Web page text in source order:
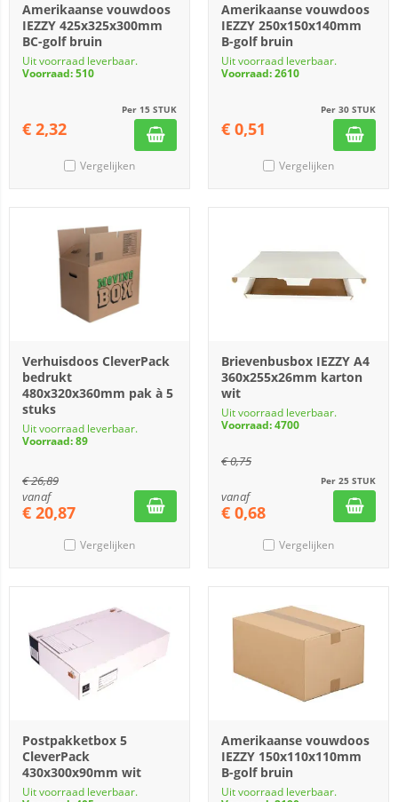
Amerikaanse vouwdoos
IEZZY 425x325x300mm
BC-golf bruin
Uit voorraad leverbaar.
Voorraad: 510
Per 15 STUK
€ 2,32
Vergelijken
Amerikaanse vouwdoos
IEZZY 250x150x140mm
B-golf bruin
Uit voorraad leverbaar.
Voorraad: 2610
Per 30 STUK
€ 0,51
Vergelijken
Verhuisdoos CleverPack
bedrukt
480x320x360mm pak à 5
stuks
Uit voorraad leverbaar.
Voorraad: 89
€26,89
vanaf
€ 20,87
Vergelijken
Brievenbusbox IEZZY A4
360x255x26mm karton
wit
Uit voorraad leverbaar.
Voorraad: 4700
€0,75
Per 25 STUK
vanaf
€ 0,68
Vergelijken
Postpakketbox 5
CleverPack
430x300x90mm wit
Uit voorraad leverbaar.
Amerikaanse vouwdoos
IEZZY 150x110x110mm
B-golf bruin
Uit voorraad leverbaar.